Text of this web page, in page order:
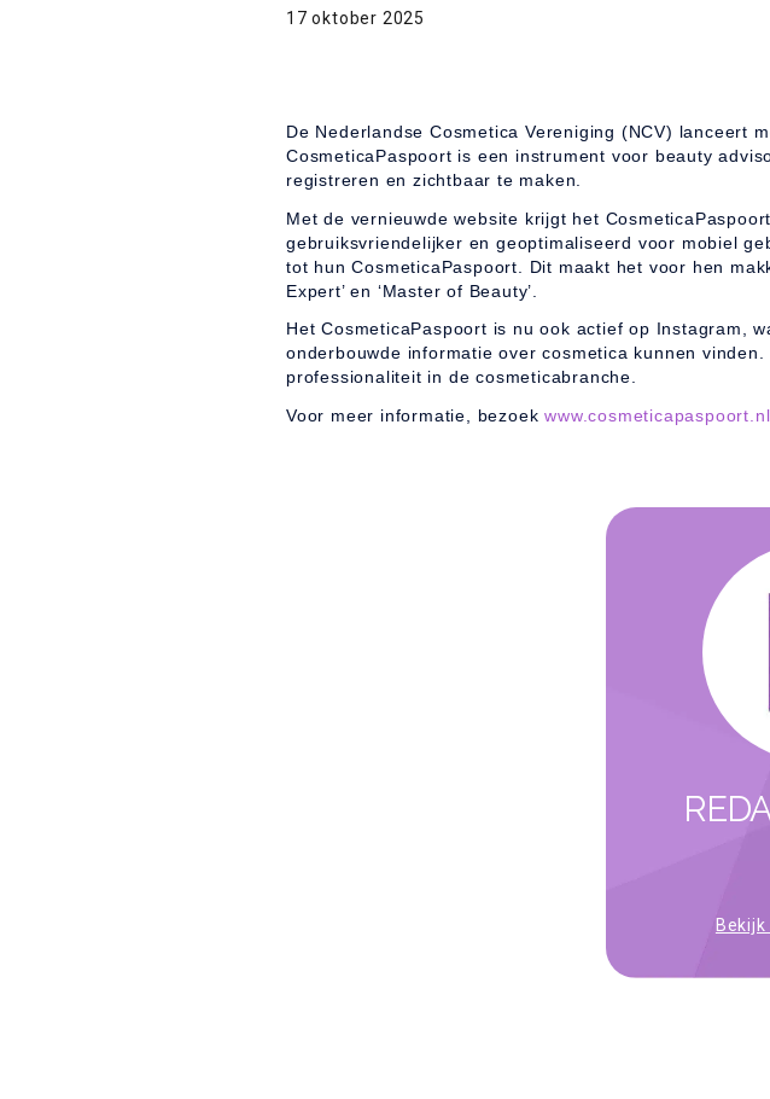
17 oktober 2025
De Nederlandse Cosmetica Vereniging (NCV) lanceert
CosmeticaPaspoort is een instrument voor beauty
registreren en zichtbaar te maken.
Met de vernieuwde website krijgt het
gebruiksvriendelijker en geoptimaliseerd voor mobiel
tot hun CosmeticaPaspoort. Dit maakt het voor hen
Expert’ en ‘Master of Beauty’.
Het CosmeticaPaspoort is nu ook actief op Instagram,
onderbouwde informatie over cosmetica kunnen
professionaliteit in de cosmeticabranche.
Voor meer informatie, bezoekwww.cosmeticapaspoort.nl